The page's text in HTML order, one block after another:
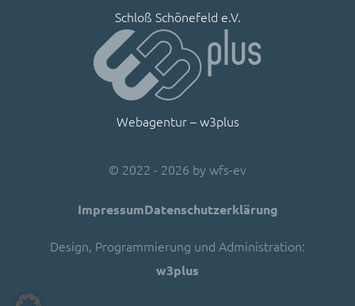
Schloß Schönefeld e.V.
Webagentur – w3plus
© 2022 - 2026 by wfs-ev
Design, Programmierung und Administration:
w3plus
ImpressumDatenschutzerklärung